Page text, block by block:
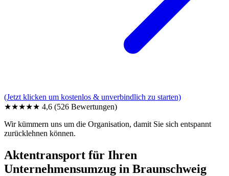
(Jetzt klicken um kostenlos & unverbindlich zu starten)
★★★★★ 4,6 (526 Bewertungen)
Wir kümmern uns um die Organisation, damit Sie sich entspannt
zurücklehnen können.
Aktentransport für Ihren
Unternehmensumzug in Braunschweig